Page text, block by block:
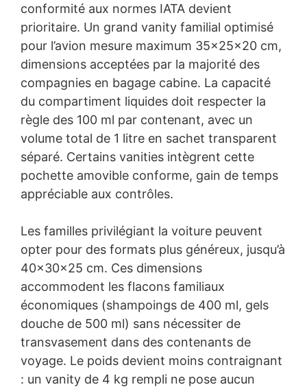
conformité aux normes IATA devient
prioritaire. Un grand vanity familial optimisé
pour l’avion mesure maximum 35x25x20 cm,
dimensions acceptées par la majorité des
compagnies en bagage cabine. La capacité
du compartiment liquides doit respecter la
règle des 100 ml par contenant, avec un
volume total de 1 litre en sachet transparent
séparé. Certains vanities intègrent cette
pochette amovible conforme, gain de temps
appréciable aux contrôles.
Les familles privilégiant la voiture peuvent
opter pour des formats plus généreux, jusqu’à
40x30x25 cm. Ces dimensions
accommodent les flacons familiaux
économiques (shampoings de 400 ml, gels
douche de 500 ml) sans nécessiter de
transvasement dans des contenants de
voyage. Le poids devient moins contraignant
: un vanity de 4 kg rempli ne pose aucun